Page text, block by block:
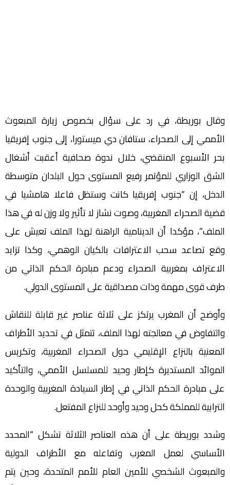
وقال بوريطة، في رد على سؤال بخصوص زيارة المبعوث
الأممي إلى الصحراء، ستافان دي ميستورا، إلى جنوب إفريقيا
بحر الأسبوع المنقضي، خلال ندوة صحافية أعقبت أشغال
الشق الوزاري للمؤتمر رفيع المستوى حول البلدان متوسطة
الدخل، إن “جنوب إفريقيا كانت وستظل فاعلا هامشيا في
قضية الصحراء المغربية، وصوت نشاز لا تأثير ولا وزن له في هذا
الملف”، مؤكدا أن الدينامية الراهنة لهذا الملف تعيش على
وقع تصاعد سحب الاعترافات بالكيان الوهمي، وكذا تزايد
الاعتراف بمغربية الصحراء ودعم مبادرة الحكم الذاتي من
طرف قوى مهمة وذات مصداقية على المستوى الدولي.
وأوضح أن المغرب يرتكز على ثلاثة عناصر غير قابلة للنقاش
والتفاوض في معالجته لهذا الملف، تتمثل في تحديد الأطراف
المعنية بالنزاع الإقليمي حول الصحراء المغربية، وتكريس
الموائد المستديرة كإطار وحيد للمسلسل الأممي، والتأكيد
على مبادرة الحكم الذاتي في إطار السيادة المغربية والوحدة
الترابية للمملكة كحل وحيد وأوحد للنزاع المفتعل.
وشدد بوريطة على أن هذه العناصر الثلاثة تشكل “المحدد
الأساسي لعمل المغرب وتفاعله مع الأطراف الدولية
والمبعوث الشخصي للأمين العام للأمم المتحدة، وحين يتم